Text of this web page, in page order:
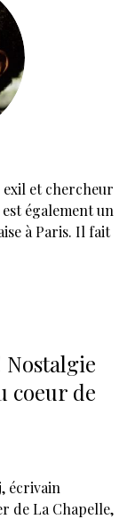
exil et chercheur
également un
à Paris. Il fait
Nostalgie
coeur de
écrivain
de La Chapelle,